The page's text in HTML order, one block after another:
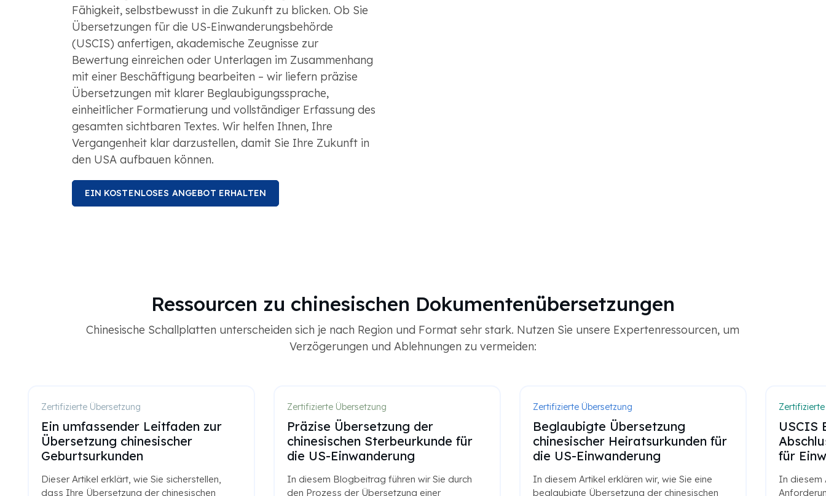
Fähigkeit, selbstbewusst in die Zukunft zu blicken. Ob Sie
Übersetzungen für die US-Einwanderungsbehörde
(USCIS) anfertigen, akademische Zeugnisse zur
Bewertung einreichen oder Unterlagen im Zusammenhang
mit einer Beschäftigung bearbeiten – wir liefern präzise
Übersetzungen mit klarer Beglaubigungssprache,
einheitlicher Formatierung und vollständiger Erfassung des
gesamten sichtbaren Textes. Wir helfen Ihnen, Ihre
Vergangenheit klar darzustellen, damit Sie Ihre Zukunft in
den USA aufbauen können.
EIN KOSTENLOSES ANGEBOT ERHALTEN
Ressourcen zu chinesischen Dokumentenübersetzungen
Chinesische Schallplatten unterscheiden sich je nach Region und Format sehr stark. Nutzen Sie unsere Expertenressourcen, um
Verzögerungen und Ablehnungen zu vermeiden:
Zertifizierte Übersetzung
Ein umfassender Leitfaden zur
Übersetzung chinesischer
Geburtsurkunden
Dieser Artikel erklärt, wie Sie sicherstellen,
dass Ihre Übersetzung der chinesischen
Zertifizierte Übersetzung
Präzise Übersetzung der
chinesischen Sterbeurkunde für
die US-Einwanderung
In diesem Blogbeitrag führen wir Sie durch
den Prozess der Übersetzung einer
Zertifizierte Übersetzung
Beglaubigte Übersetzung
chinesischer Heiratsurkunden für
die US-Einwanderung
In diesem Artikel erklären wir, wie Sie eine
beglaubigte Übersetzung der chinesischen
USCIS
für
In diesem